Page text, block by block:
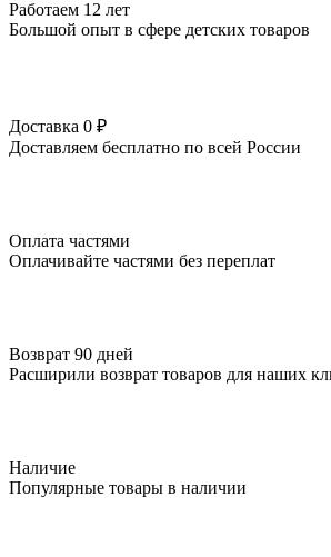
Работаем 12 лет
Большой опыт в сфере детских товаров
Доставка 0 ₽
Доставляем бесплатно по всей России
Оплата частями
Оплачивайте частями без переплат
Возврат 90 дней
Расширили возврат товаров для наших
Наличие
Популярные товары в наличии